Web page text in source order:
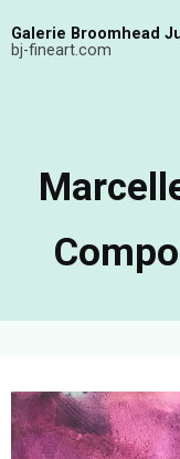
auGalerie Broomhead
bj-fineart.com